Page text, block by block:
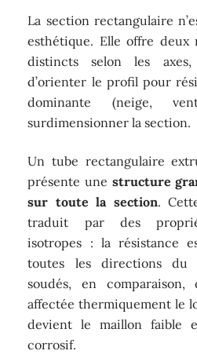
La section rectangulaire
esthétique. Elle offre deux
distincts selon les
d’orienter le profil pour
dominante (neige,
surdimensionner la section.
Un tube rectangulaire
présente une structure
sur toute la section.
traduit par des
isotropes : la résistance
toutes les directions du
soudés, en
affectée thermiquement le
devient le maillon faible
corrosif.